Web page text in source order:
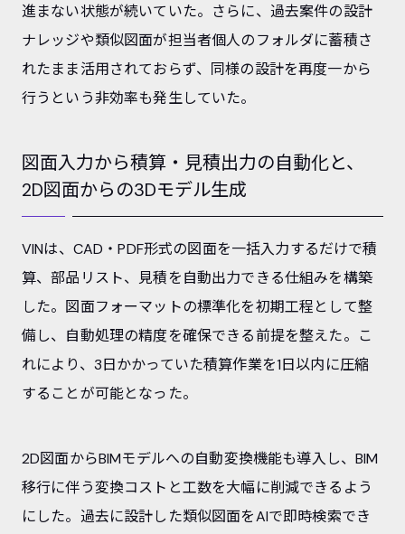
進まない状態が続いていた。さらに、過去案件の設計
ナレッジや類似図面が担当者個人のフォルダに蓄積さ
れたまま活用されておらず、同様の設計を再度一から
行うという非効率も発生していた。
図面入力から積算・見積出力の自動化と、
2D図面からの3Dモデル生成
VINは、CAD・PDF形式の図面を一括入力するだけで積
算、部品リスト、見積を自動出力できる仕組みを構築
した。図面フォーマットの標準化を初期工程として整
備し、自動処理の精度を確保できる前提を整えた。こ
れにより、3日かかっていた積算作業を1日以内に圧縮
することが可能となった。
2D図面からBIMモデルへの自動変換機能も導入し、BIM
移行に伴う変換コストと工数を大幅に削減できるよう
にした。過去に設計した類似図面をAIで即時検索でき